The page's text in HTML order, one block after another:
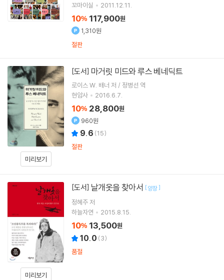
꼬마이실
2011.12.11.
10% 117,900원
1,310원
절판
미리보기
[도서] 마거릿 미드와 루스 베네딕트
로이스 W. 배너 저 / 정병선 역
현암사
2016.6.7.
10% 28,800원
960원
9.6 (15)
절판
미리보기
[도서] 날개옷을 찾아서 [양장]
정혜주 저
하늘자연
2015.8.15.
10% 13,500원
10.0 (3)
품절